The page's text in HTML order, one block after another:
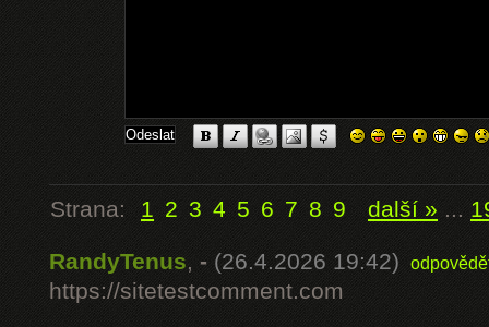
Strana: 1 2 3 4 5 6 7 8 9 další » ...
RandyTenus, - (26.4.2026 19:42)
https://sitetestcomment.com